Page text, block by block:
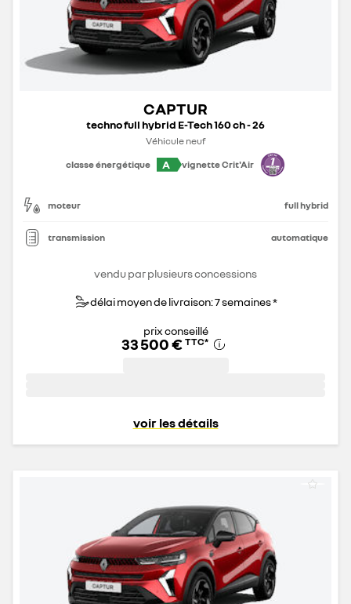
CAPTUR
techno full hybrid E-Tech 160 ch - 26
Véhicule neuf
classe énergétique
A vignette Crit'Air
moteur full hybrid
transmission automatique
vendu par plusieurs concessions
délai moyen de livraison: 7 semaines *
prix conseillé
33 500 € TTC*
voir les détails